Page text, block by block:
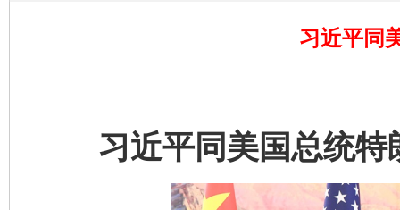
习近平同
习近平同美国总统特